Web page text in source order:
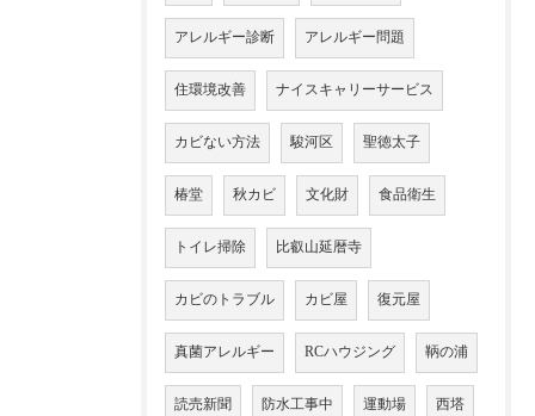
アレルギー診断 アレルギー問題
住環境改善 ナイスキャリーサービス
カビない方法 駿河区 聖徳太子
椿堂 秋カビ 文化財 食品衛生
トイレ掃除 比叡山延暦寺
カビのトラブル カビ屋 復元屋
真菌アレルギー RCハウジング 鞆の浦
読売新聞 防水工事中 運動場 西塔